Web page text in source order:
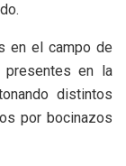
en el campo de
en la
distintos
por bocinazos